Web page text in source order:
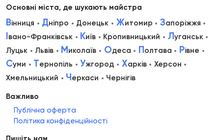
Основні міста, де шукають майстра
Вінниця Дніпро Донецьк Житомир Запоріжжя
Івано-Франківськ Київ Кропивницький Луганськ
Луцьк
Львів Миколаїв Одеса Полтава Рівне
Суми Тернопіль Ужгород Харків
Херсон
Хмельницький
Черкаси Чернігів
Важливо
Публічна оферта
Політика конфіденційності